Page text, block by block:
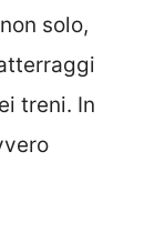
solo,
treni. In